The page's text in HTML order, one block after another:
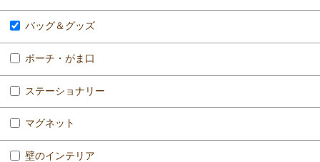
バッグ＆グッズ
ポーチ・がま口
ステーショナリー
マグネット
壁のインテリア